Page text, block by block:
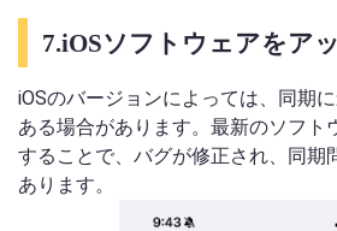
7.iOSソフトウェアをア
iOSのバージョンによっては、同期
ある場合があります。最新のソフト
することで、バグが修正され、同期
あります。